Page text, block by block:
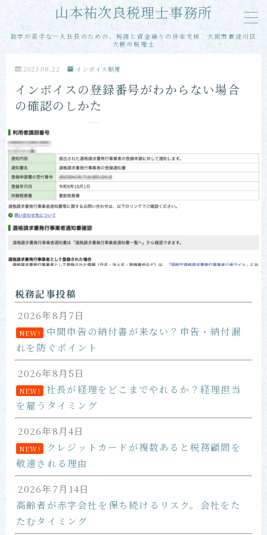
山本祐次良税理士事務所
数字が苦手な一人社長のための、税務と資金繰りの伴走支援 大阪市東淀川区
大桐の税理士
MENU
単発・スポット相談
単発・スポット申告
当事務所の特徴
お客様の声
プロフィール
2023.08.22 インボイス制度
インボイスの登録番号がわからない場合
の確認のしかた
税務記事投稿
2026年8月7日
NEW! 中間申告の納付書が来ない？申告・納付漏
れを防ぐポイント
2026年8月5日
NEW! 社長が経理をどこまでやれるか？経理担当
を雇うタイミング
2026年8月4日
NEW! クレジットカードが複数あると税務顧問を
敬遠される理由
2026年7月14日
高齢者が赤字会社を保ち続けるリスク。会社をた
たむタイミング